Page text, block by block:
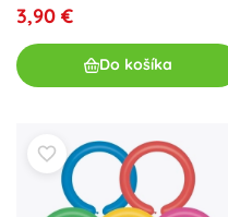
3,90 €
Do košíka